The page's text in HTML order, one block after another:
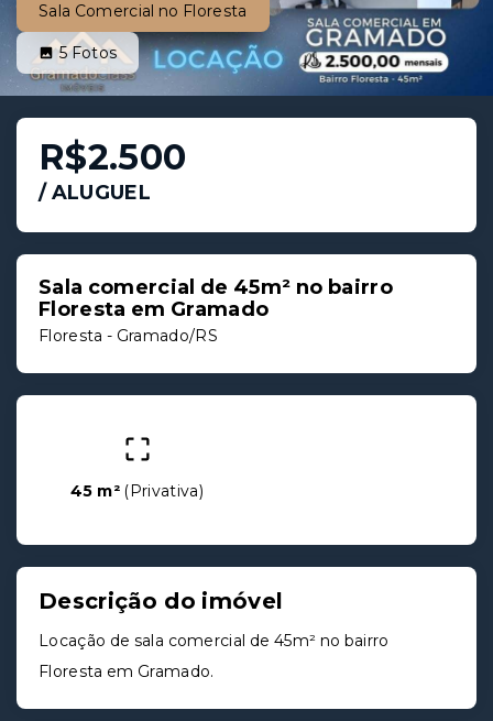
Sala Comercial no Floresta
5Fotos
R$2.500
/ALUGUEL
Sala comercial de 45m² no bairro
Floresta em Gramado
Floresta - Gramado/RS
45 m² (Privativa)
Descrição do imóvel
Locação de sala comercial de 45m² no bairro
Floresta em Gramado.